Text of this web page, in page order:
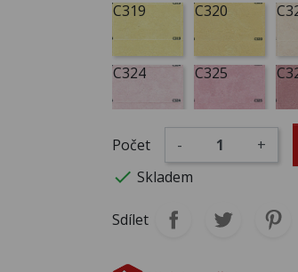
C319 C320
C324 C325
C329 C330
C339
Počet - +
 Skladem
Sdílet